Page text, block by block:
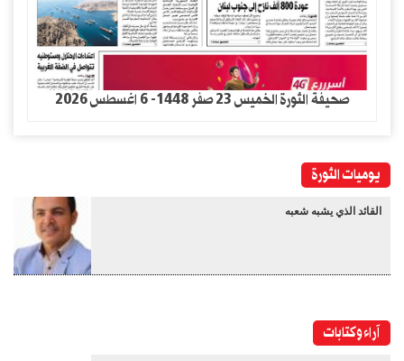
صحيفة الثورة الخميس 23 صفر 1448- 6 اغسطس 2026
يوميات الثورة
القائد الذي يشبه شعبه
آراء وكتابات